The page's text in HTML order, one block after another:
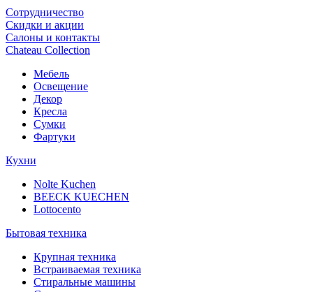
Сотрудничество
Скидки и акции
Салоны и контакты
Chateau Collection
Мебель
Освещение
Декор
Кресла
Сумки
Фартуки
Кухни
Nolte Kuchen
BEECK KUECHEN
Lottocento
Бытовая техника
Крупная техника
Встраиваемая техника
Стиральные машины